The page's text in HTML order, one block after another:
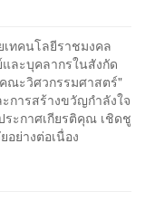
คนโลยีราชมงคล
ละบุคลากรในสังกัด
ณะวิศวกรรมศาสตร์"
การสร้างขวัญกำลังใจ
ะกาศเกียรติคุณ เชิดชู
ยอย่างต่อเนื่อง